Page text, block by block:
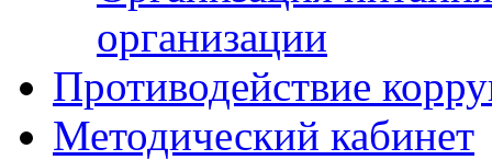
организации
Противодействие
Методический кабинет